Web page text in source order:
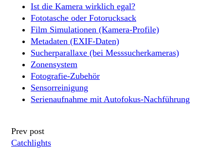
Ist die Kamera wirklich egal?
Fototasche oder Fotorucksack
Film Simulationen (Kamera-Profile)
Metadaten (EXIF-Daten)
Sucherparallaxe (bei Messsucherkameras)
Zonensystem
Fotografie-Zubehör
Sensorreinigung
Serienaufnahme mit Autofokus-Nachführung
Prev post
Catchlights